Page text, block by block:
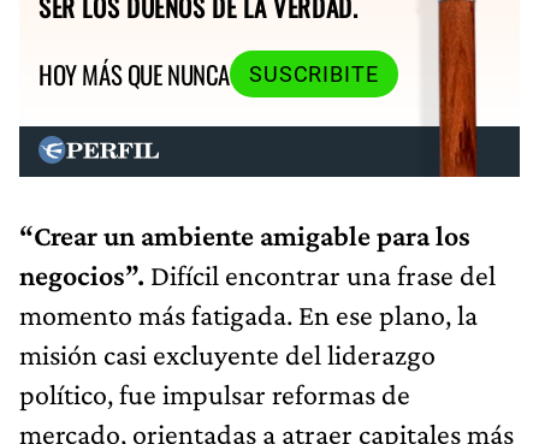
HOY MÁS QUE NUNCA
SUSCRIBITE
“Crear un ambiente amigable para los
negocios”. Difícil encontrar una frase del
momento más fatigada. En ese plano, la
misión casi excluyente del liderazgo
político, fue impulsar reformas de
mercado, orientadas a atraer capitales más